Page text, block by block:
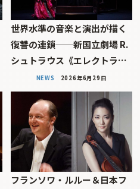
世界水準の音楽と演出が描く
復讐の連鎖──新国立劇場 R.
シュトラウス《エレクトラ…
NEWS 2026年6月29日
フランソワ・ルルー＆日本フ